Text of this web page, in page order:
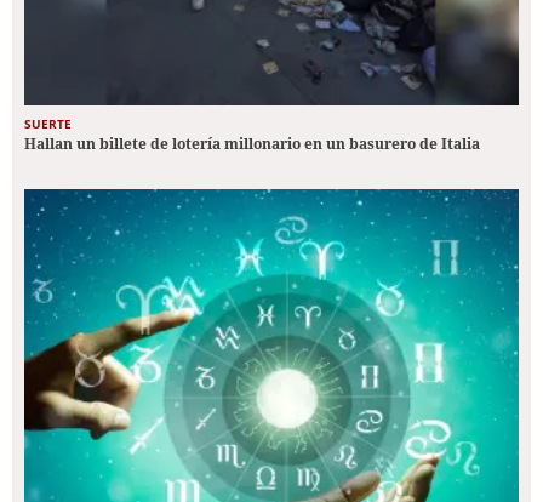
SUERTE
Hallan un billete de lotería millonario en un basurero de Italia